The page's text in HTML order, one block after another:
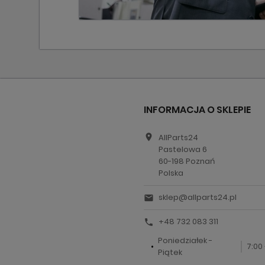
INFORMACJA O SKLEPIE
location_on
AllParts24
Pastelowa 6
60-198 Poznań
Polska
email sklep@allparts24.pl
call
+48 732 083 311
Poniedziałek -
Piątek
7:00